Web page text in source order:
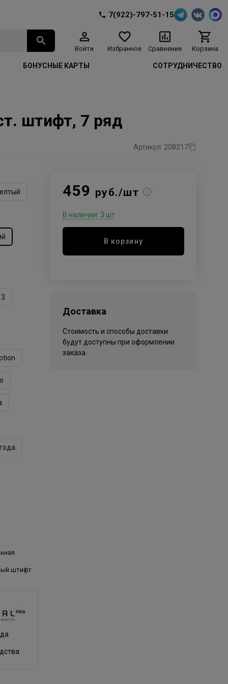
7(922)-797-51-15
Войти Избранное Сравнение Корзина
БОНУСНЫЕ КАРТЫ СОТРУДНИЧЕСТВО
штифт, 7 ряд
Артикул: 208217
штифт
459 руб./шт
В наличии: 3 шт
В корзину
Доставка
Стоимость и способы доставки
будут доступны при оформлении
заказа.